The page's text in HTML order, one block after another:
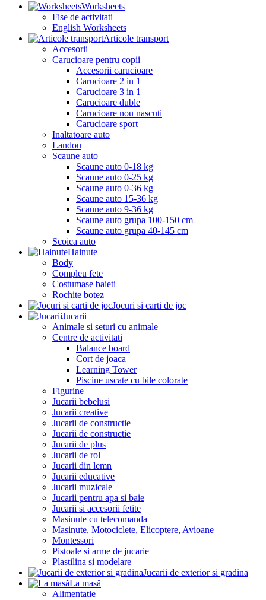
Worksheets
Fise de activitati
English Worksheets
Articole transport
Accesorii
Carucioare pentru copii
Accesorii carucioare
Carucioare 2 in 1
Carucioare 3 in 1
Carucioare duble
Carucioare nou nascuti
Carucioare sport
Inaltatoare auto
Landou
Scaune auto
Scaune auto 0-18 kg
Scaune auto 0-25 kg
Scaune auto 0-36 kg
Scaune auto 15-36 kg
Scaune auto 9-36 kg
Scaune auto grupa 100-150 cm
Scaune auto grupa 40-145 cm
Scoica auto
Hainute
Body
Compleu fete
Costumase baieti
Rochite botez
Jocuri si carti de joc
Jucarii
Animale si seturi cu animale
Centre de activitati
Balance board
Cort de joaca
Learning Tower
Piscine uscate cu bile colorate
Figurine
Jucarii bebelusi
Jucarii creative
Jucarii de constructie
Jucarii de constructie
Jucarii de plus
Jucarii de rol
Jucarii din lemn
Jucarii educative
Jucarii muzicale
Jucarii pentru apa si baie
Jucarii si accesorii fetite
Masinute cu telecomanda
Masinute, Motociclete, Elicoptere, Avioane
Montessori
Pistoale si arme de jucarie
Plastilina si modelare
Jucarii de exterior si gradina
La masă
Alimentatie